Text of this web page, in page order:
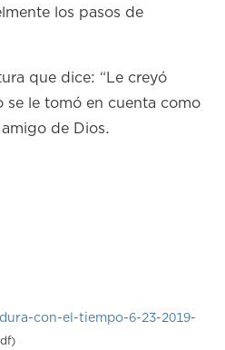
los pasos de
que dice: “Le creyó
se le tomó en cuenta como
de Dios.
con-el-tiempo-6-23-2019-